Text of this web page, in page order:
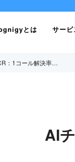
とは サービ
：1コール解決率…
AI